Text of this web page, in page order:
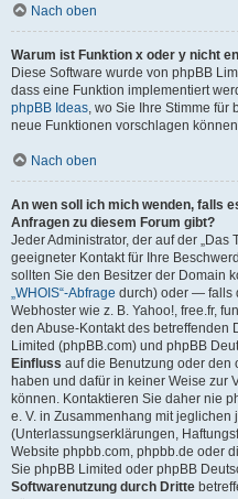
Nach oben
Warum ist Funktion x oder y nicht
Diese Software wurde von phpBB
dass eine Funktion implementiert
phpBB Ideas, wo Sie Ihre Stimme für
neue Funktionen vorschlagen
Nach oben
An wen soll ich mich wenden, falls
Anfragen zu diesem Forum gibt?
Jeder Administrator, der auf der „Das
geeigneter Kontakt für Ihre
sollten Sie den Besitzer der Domain
„WHOIS“-Abfrage durch) oder — falls
Webhoster wie z. B. Yahoo!, free.fr,
den Abuse-Kontakt des betreffenden
Limited (phpBB.com) und phpBB
Einfluss auf die Benutzung oder den
haben und dafür in keiner Weise zur
können. Kontaktieren Sie daher nie
e. V. in Zusammenhang mit jeglichen
(Unterlassungserklärungen,
Website phpbb.com, phpbb.de oder
Sie phpBB Limited oder phpBB
Softwarenutzung durch Dritte